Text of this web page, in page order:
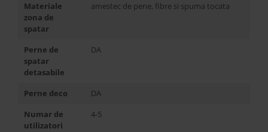
Materiale
zona de
spatar
amestec de pene, fibre si spuma tocata
Perne de
spatar
detasabile
DA
Perne deco
DA
Numar de
utilizatori
4-5